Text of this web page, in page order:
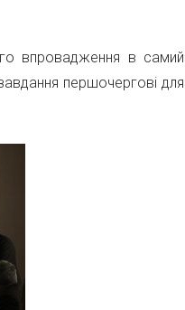
впровадження в самий
першочергові для